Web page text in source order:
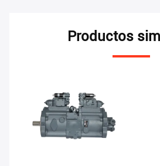
Productos